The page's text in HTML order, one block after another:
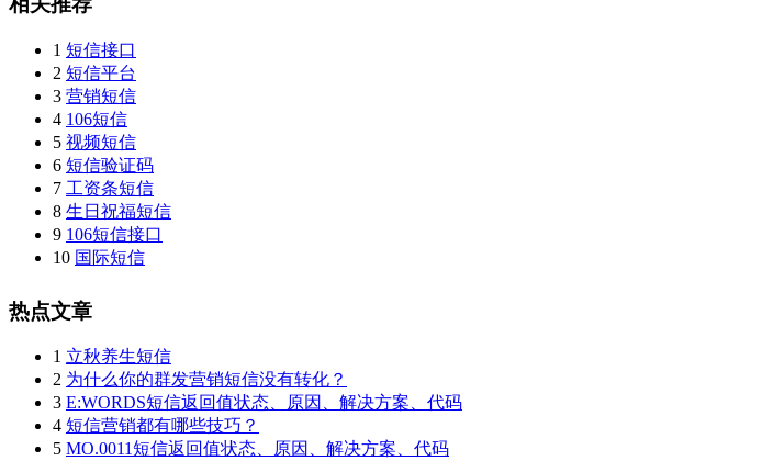
1 短信接口
2 短信平台
3 营销短信
4 106短信
5 视频短信
6 短信验证码
7 工资条短信
8 生日祝福短信
9 106短信接口
10 国际短信
热点文章
1 立秋养生短信
2 为什么你的群发营销短信没有转化？
3 E:WORDS短信返回值状态、原因、解决方案、代码
4 短信营销都有哪些技巧？
5 MO.0011短信返回值状态、原因、解决方案、代码